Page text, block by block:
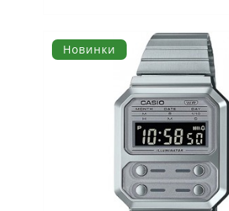
Новинки